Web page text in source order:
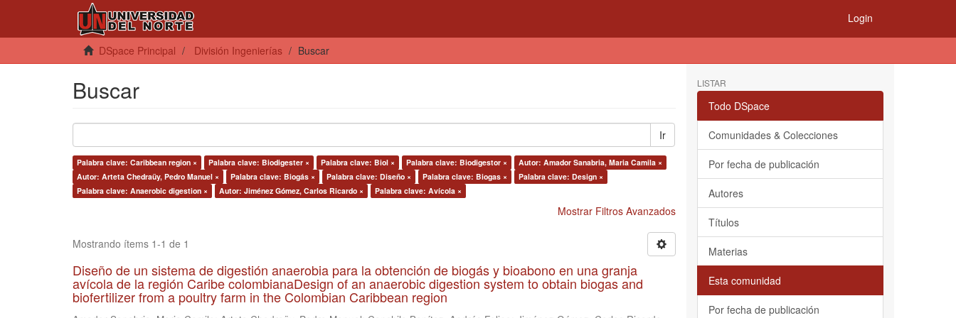
Login
DSpace Principal División Ingenierías Buscar
Buscar
Ir
Palabra clave: Caribbean region × Palabra clave: Biodigester × Palabra clave: Biol × Palabra clave: Biodigestor ×
Autor: Amador Sanabria, Maria Camila ×
Autor: Arteta Chedraüy, Pedro Manuel ×
Palabra clave: Biogás × Palabra clave: Diseño × Palabra clave: Biogas ×
Palabra clave: Design ×
Palabra clave: Anaerobic digestion ×
Autor: Jiménez Gómez, Carlos Ricardo × Palabra clave: Avícola ×
Mostrar Filtros Avanzados
Mostrando ítems 1-1 de 1
Diseño de un sistema de digestión anaerobia para la obtención de biogás y bioabono en una granja
avícola de la región Caribe colombianaDesign of an anaerobic digestion system to obtain biogas and
biofertilizer from a poultry farm in the Colombian Caribbean region
LISTAR
Todo DSpace
Comunidades & Colecciones
Por fecha de publicación
Autores
Títulos
Materias
Esta comunidad
Por fecha de publicación